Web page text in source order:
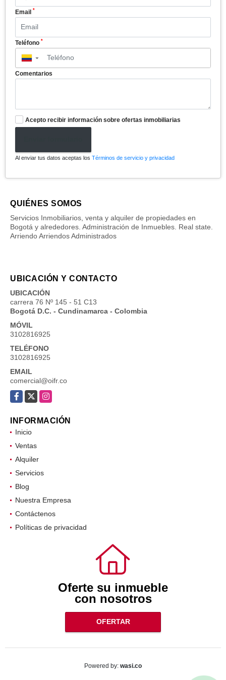
Email *
Teléfono *
▼
Comentarios
Acepto recibir información sobre ofertas inmobiliarias
Al enviar tus datos aceptas los Términos de servicio y privacidad
QUIÉNES SOMOS
Servicios Inmobiliarios, venta y alquiler de propiedades en
Bogotá y alrededores. Administración de Inmuebles. Real state.
Arriendo Arriendos Administrados
UBICACIÓN Y CONTACTO
UBICACIÓN
carrera 76 Nº 145 - 51 C13
Bogotá D.C. - Cundinamarca - Colombia
MÓVIL
3102816925
TELÉFONO
3102816925
EMAIL
comercial@oifr.co
Facebook
X Instagram
INFORMACIÓN
Inicio
Ventas
Alquiler
Servicios
Blog
Nuestra Empresa
Contáctenos
Políticas de privacidad
Oferte su inmueble
con nosotros
OFERTAR
Powered by: wasi.co